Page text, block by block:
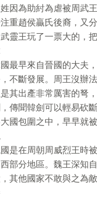
因為助紂為虐被周武
重趙侯贏氏後裔，又
靈王玩了一票大的，
最早來自晉國的大夫
不斷發展。周王沒辦
其出產非常厲害的弩
傳聞韓劍可以輕易砍
國包圍之中，早早就被
是在周朝周威烈王時
部分地區。魏王深知
其他國家不敢與之為